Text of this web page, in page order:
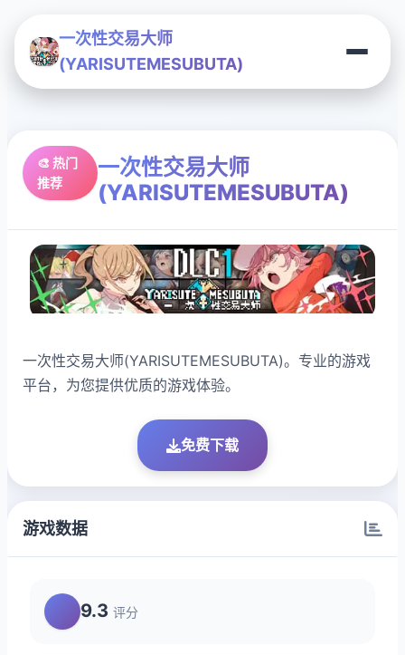
一次性交易大师
(YARISUTEMESUBUTA)
🎨 热门
推荐
一次性交易大师
(YARISUTEMESUBUTA)
一次性交易大师(YARISUTEMESUBUTA)。专业的游戏
平台，为您提供优质的游戏体验。
免费下载
游戏数据
9.3 评分